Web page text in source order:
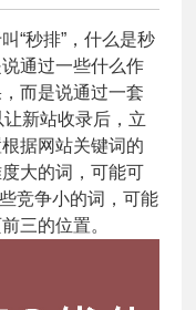
“秒排”，什么是秒
通过一些什么作
而是说通过一套
新站收录后，立
据网站关键词的
大的词，可能可
竞争小的词，可能
三的位置。